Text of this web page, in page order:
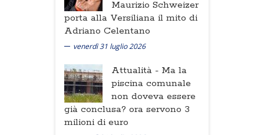
Maurizio Schweizer
porta alla Versiliana il mito di
Adriano Celentano
venerdì 31 luglio 2026
Attualità - Ma la
piscina comunale
non doveva essere
già conclusa? ora servono 3
milioni di euro